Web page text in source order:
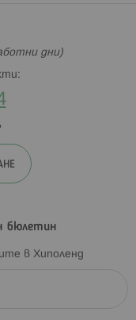
дни)
бюлетин
в Хиполенд